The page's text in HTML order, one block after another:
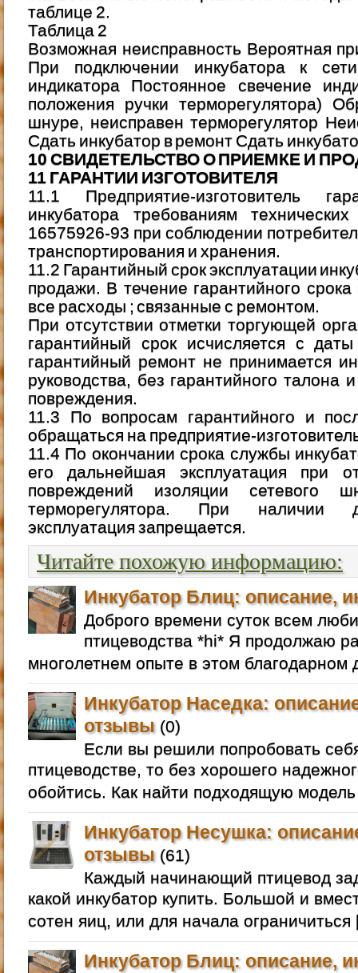
таблице 2.
Таблица 2
Возможная неисправность Вероятная
При подключении инкубатора к сети
индикатора Постоянное свечение
положения ручки терморегулятора)
шнуре, неисправен терморегулятор
Сдать инкубатор в ремонт Сдать
10 СВИДЕТЕЛЬСТВО О ПРИЕМКЕ И
11 ГАРАНТИИ ИЗГОТОВИТЕЛЯ
11.1 Предприятие-изготовитель
инкубатора требованиям
16575926-93 при соблюдении
транспортирования и хранения.
11.2 Гарантийный срок эксплуатации
продажи. В течение гарантийного
все расходы ; связанные с ремонтом.
При отсутствии отметки торгующей
гарантийный срок исчисляется с
гарантийный ремонт не принимается
руководства, без гарантийного
повреждения.
11.3 По вопросам гарантийного и
обращаться на предприятие-
11.4 По окончании срока службы
его дальнейшая эксплуатация при
повреждений изоляции сетевого
терморегулятора. При наличии
эксплуатация запрещается.
Читайте похожую информацию:
Инкубатор Блиц: описание,
Доброго времени суток всем
птицеводства *hi* Я продолжаю
многолетнем опыте в этом
Инкубатор Наседка:
отзывы(0)
Если вы решили попробовать
птицеводстве, то без хорошего
обойтись. Как найти подходящую
Инкубатор Несушка:
отзывы(61)
Каждый начинающий птицевод
какой инкубатор купить. Большой и
сотен яиц, или для начала
Инкубатор Блиц: описание,